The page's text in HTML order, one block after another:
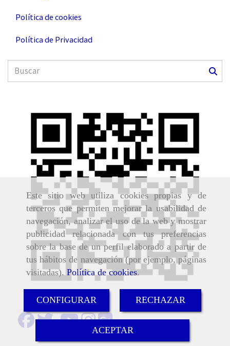
Este sitio web utiliza cookies propias y de
terceros que permiten mejorar la usabilidad de
navegación, analizar el uso de la web y mostrar
publicidad relacionada con tus preferencias
sobre la base de un perfil elaborado a partir de
tus hábitos de navegación (por ejemplo, páginas
visitadas). Política de cookies.
CONFIGURAR RECHAZAR
ACEPTAR
Política de cookies
Política de Privacidad